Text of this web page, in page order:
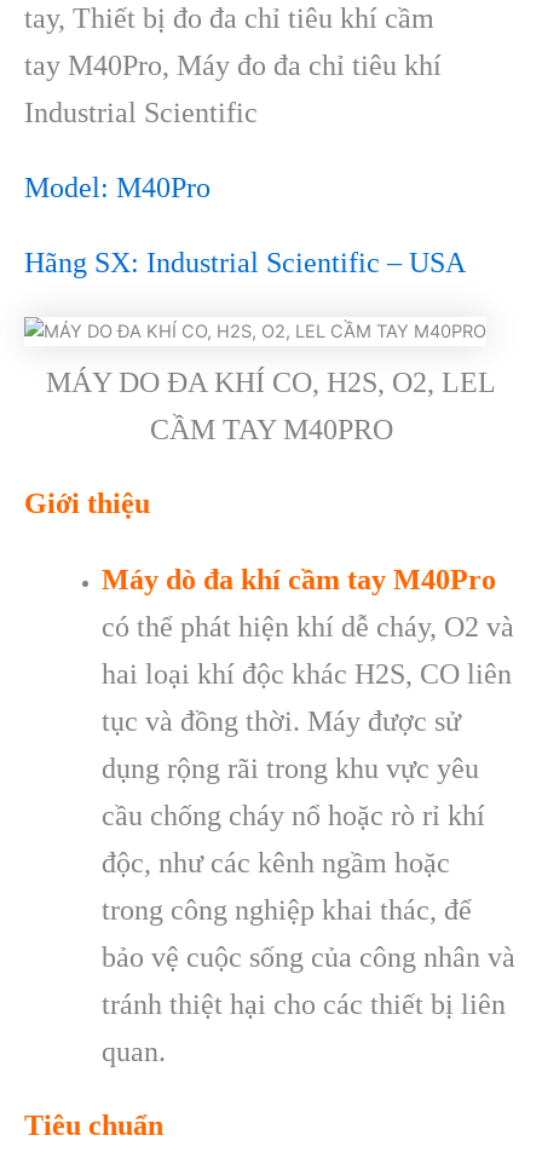
tay, Thiết bị đo đa chỉ tiêu khí cầm
tay M40Pro, Máy đo đa chỉ tiêu khí
Industrial Scientific
Model: M40Pro
Hãng SX: Industrial Scientific – USA
MÁY DO ĐA KHÍ CO, H2S, O2, LEL
CẦM TAY M40PRO
Giới thiệu
Máy dò đa khí cầm tay M40Pro
có thể phát hiện khí dễ cháy, O2 và
hai loại khí độc khác H2S, CO liên
tục và đồng thời. Máy được sử
dụng rộng rãi trong khu vực yêu
cầu chống cháy nổ hoặc rò rỉ khí
độc, như các kênh ngầm hoặc
trong công nghiệp khai thác, để
bảo vệ cuộc sống của công nhân và
tránh thiệt hại cho các thiết bị liên
quan.
Tiêu chuẩn